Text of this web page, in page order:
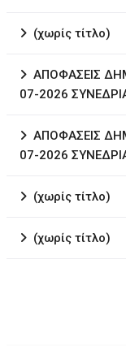
(χωρίς τίτλο)
ΑΠΟΦΑΣΕΙΣ
07-2026
ΑΠΟΦΑΣΕΙΣ
07-2026
(χωρίς τίτλο)
(χωρίς τίτλο)